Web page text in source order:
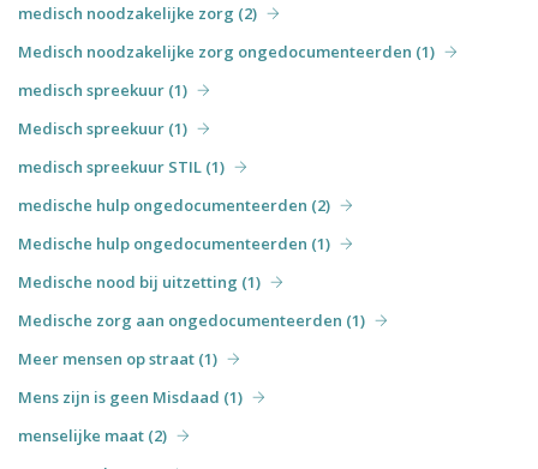
medisch noodzakelijke zorg (2)
Medisch noodzakelijke zorg ongedocumenteerden (1)
medisch spreekuur (1)
Medisch spreekuur (1)
medisch spreekuur STIL (1)
medische hulp ongedocumenteerden (2)
Medische hulp ongedocumenteerden (1)
Medische nood bij uitzetting (1)
Medische zorg aan ongedocumenteerden (1)
Meer mensen op straat (1)
Mens zijn is geen Misdaad (1)
menselijke maat (2)